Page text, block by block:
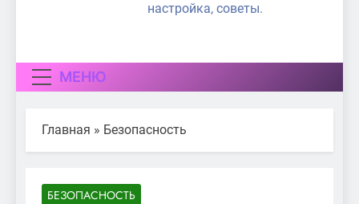
настройка, советы.
МЕНЮ
Главная » Безопасность
БЕЗОПАСНОСТЬ